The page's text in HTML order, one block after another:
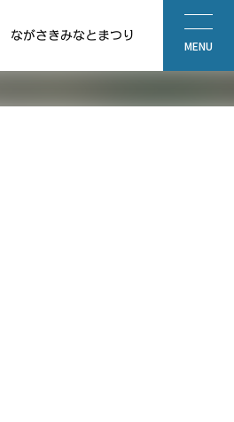
ながさきみなとまつり
MENU